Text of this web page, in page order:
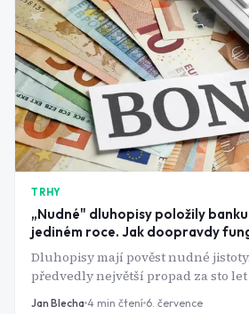
TRHY
„Nudné" dluhopisy položily banku
jediném roce. Jak doopravdy
Dluhopisy mají pověst nudné jistoty.
předvedly největší propad za sto let
najednou nesou víc než spořicí
Jan Blecha 4 min čtení 6. července